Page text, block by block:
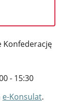
Konfederację
- 15:30
e-Konsulat.